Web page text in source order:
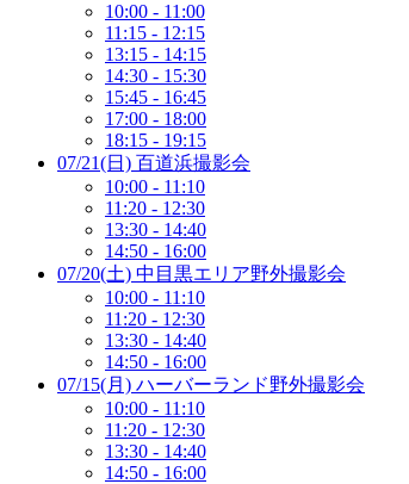
10:00 - 11:00
11:15 - 12:15
13:15 - 14:15
14:30 - 15:30
15:45 - 16:45
17:00 - 18:00
18:15 - 19:15
07/21(日) 百道浜撮影会
10:00 - 11:10
11:20 - 12:30
13:30 - 14:40
14:50 - 16:00
07/20(土) 中目黒エリア野外撮影会
10:00 - 11:10
11:20 - 12:30
13:30 - 14:40
14:50 - 16:00
07/15(月) ハーバーランド野外撮影会
10:00 - 11:10
11:20 - 12:30
13:30 - 14:40
14:50 - 16:00